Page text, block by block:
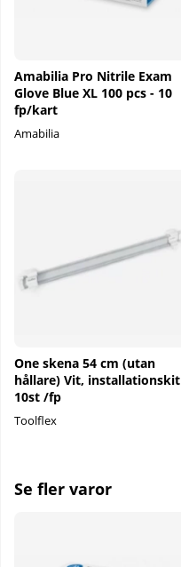
Amabilia Pro Nitrile Exam
Glove Blue XL 100 pcs - 10
fp/kart
Amabilia
One skena 54 cm (utan
hållare) Vit, installationskit
10st /fp
Toolflex
Se fler varor